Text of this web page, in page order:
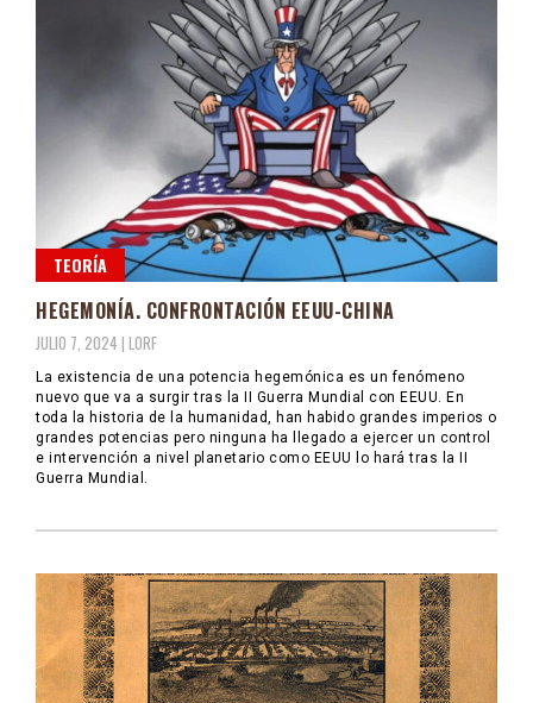
TEORÍA
HEGEMONÍA. CONFRONTACIÓN EEUU-CHINA
JULIO 7, 2024 | LORF
La existencia de una potencia hegemónica es un fenómeno
nuevo que va a surgir tras la II Guerra Mundial con EEUU. En
toda la historia de la humanidad, han habido grandes imperios o
grandes potencias pero ninguna ha llegado a ejercer un control
e intervención a nivel planetario como EEUU lo hará tras la II
Guerra Mundial.